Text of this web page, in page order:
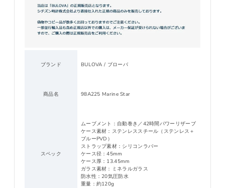
ブランド BULOVA / ブローバ
商品名 98A225 Marine Star
スペック
ムーブメント：自動巻き／42時間パワーリザーブ
ケース素材：ステンレススチール（ステンレス＋
ブルーPVD）
ストラップ素材：シリコンラバー
ケース径：45mm
ケース厚：13.45mm
ガラス素材：ミネラルガラス
防水性：20気圧防水
重量：約120g